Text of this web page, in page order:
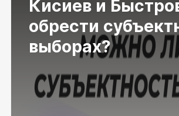
Кисиев и
обрести
выборах?